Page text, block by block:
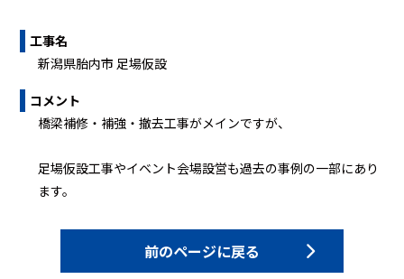
工事名
新潟県胎内市 足場仮設
コメント
橋梁補修・補強・撤去工事がメインですが、
足場仮設工事やイベント会場設営も過去の事例の一部にあり
ます。
前のページに戻る